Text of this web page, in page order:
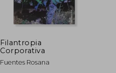
Filantropia
Corporativa
Fuentes Rosana